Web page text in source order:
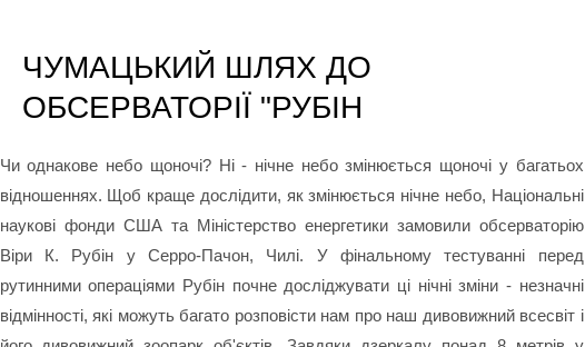
ЧУМАЦЬКИЙ ШЛЯХ ДО
ОБСЕРВАТОРІЇ "РУБІН
Чи однакове небо щоночі? Ні - нічне небо змінюється щоночі у багатьох
відношеннях. Щоб краще дослідити, як змінюється нічне небо, Національні
наукові фонди США та Міністерство енергетики замовили обсерваторію
Віри К. Рубін у Серро-Пачон, Чилі. У фінальному тестуванні перед
рутинними операціями Рубін почне досліджувати ці нічні зміни - незначні
відмінності, які можуть багато розповісти нам про наш дивовижний всесвіт і